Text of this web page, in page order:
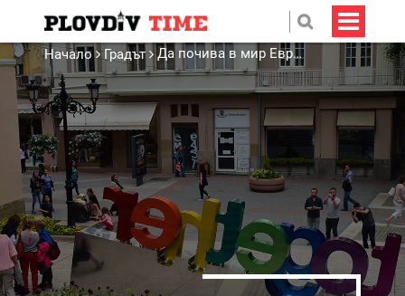
Начало Градът Да почива в мир Европейската столица на културата 2019!